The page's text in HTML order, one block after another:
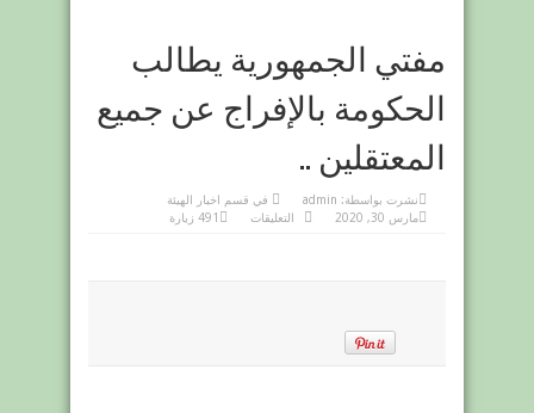
مفتي الجمهورية يطالب
الحكومة بالإفراج عن جميع
المعتقلين ..
نشرت بواسطة: admin في قسم اخبار الهيئة
مارس 30, 2020
التعليقات
على 491 زيارة